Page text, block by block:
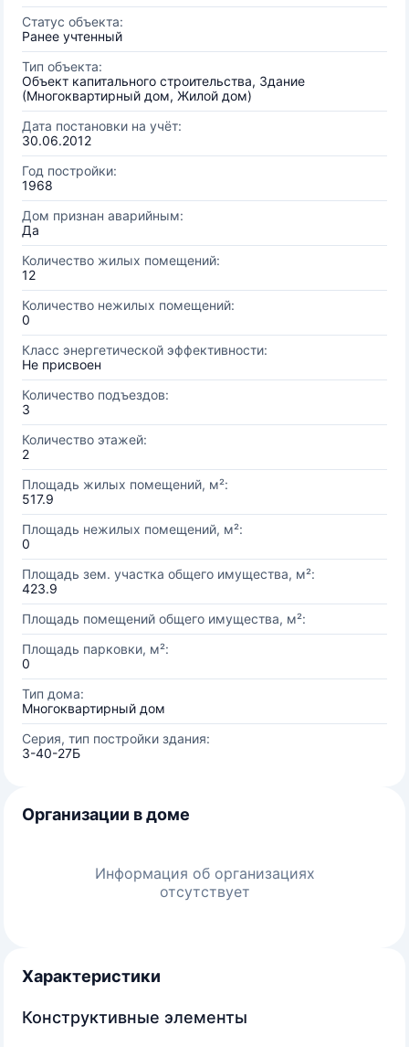
Статус объекта:
Ранее учтенный
Тип объекта:
Объект капитального строительства, Здание
(Многоквартирный дом, Жилой дом)
Дата постановки на учёт:
30.06.2012
Год постройки:
1968
Дом признан аварийным:
Да
Количество жилых помещений:
12
Количество нежилых помещений:
0
Класс энергетической эффективности:
Не присвоен
Количество подъездов:
3
Количество этажей:
2
Площадь жилых помещений, м²:
517.9
Площадь нежилых помещений, м²:
0
Площадь зем. участка общего имущества, м²:
423.9
Площадь помещений общего имущества, м²:
Площадь парковки, м²:
0
Тип дома:
Многоквартирный дом
Серия, тип постройки здания:
3-40-27Б
Организации в доме
Информация об организациях
отсутствует
Характеристики
Конструктивные элементы